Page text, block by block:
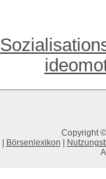
Copyright
Börsenlexikon